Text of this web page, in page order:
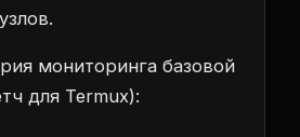
мониторинга базовой
для Termux):